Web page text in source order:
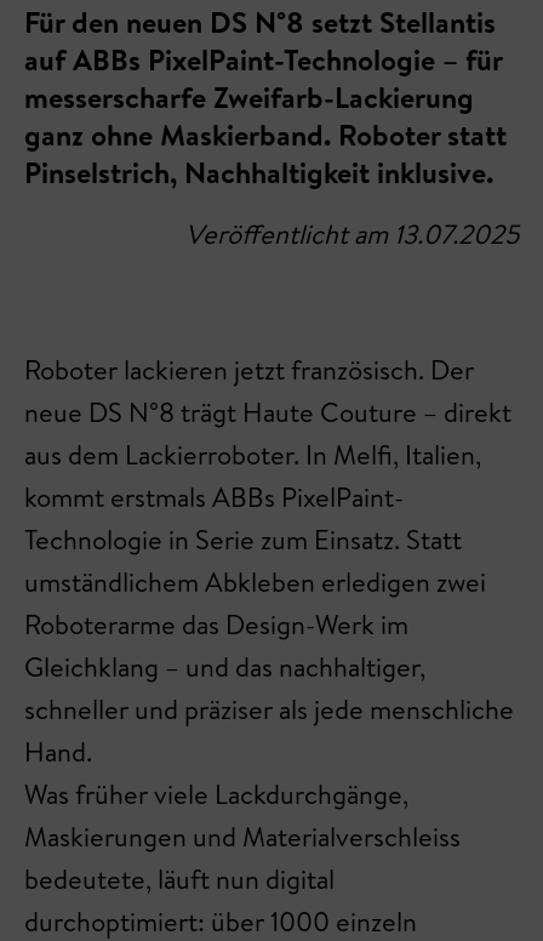
Für den neuen DS N°8 setzt Stellantis
auf ABBs PixelPaint-Technologie – für
messerscharfe Zweifarb-Lackierung
ganz ohne Maskierband. Roboter statt
Pinselstrich, Nachhaltigkeit inklusive.
Veröffentlicht am 13.07.2025
Roboter lackieren jetzt französisch. Der
neue DS N°8 trägt Haute Couture – direkt
aus dem Lackierroboter. In Melfi, Italien,
kommt erstmals ABBs PixelPaint-
Technologie in Serie zum Einsatz. Statt
umständlichem Abkleben erledigen zwei
Roboterarme das Design-Werk im
Gleichklang – und das nachhaltiger,
schneller und präziser als jede menschliche
Hand.
Was früher viele Lackdurchgänge,
Maskierungen und Materialverschleiss
bedeutete, läuft nun digital
durchoptimiert: über 1000 einzeln